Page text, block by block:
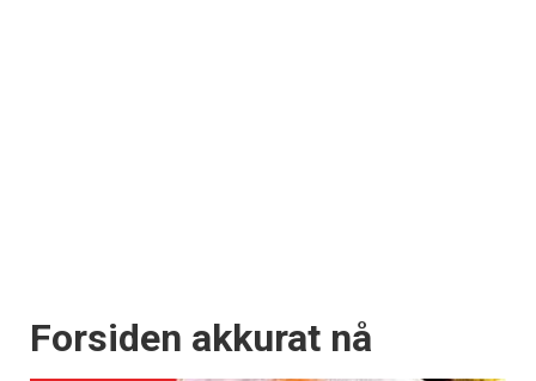
Forsiden akkurat nå